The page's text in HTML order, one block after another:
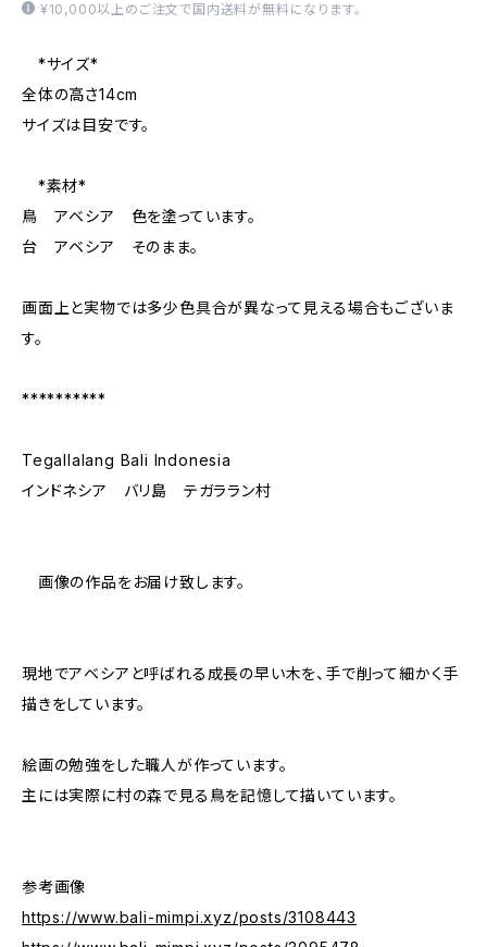
¥10,000以上のご注文で国内送料が無料になります。
*サイズ*
全体の高さ14cm
サイズは目安です。
*素材*
鳥 アベシア 色を塗っています。
台 アベシア そのまま。
画面上と実物では多少色具合が異なって見える場合もございま
す。
**********
Tegallalang Bali Indonesia
インドネシア バリ島 テガララン村
画像の作品をお届け致します。
現地でアベシアと呼ばれる成長の早い木を、手で削って細かく手
描きをしています。
絵画の勉強をした職人が作っています。
主には実際に村の森で見る鳥を記憶して描いています。
参考画像
https://www.bali-mimpi.xyz/posts/3108443